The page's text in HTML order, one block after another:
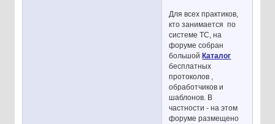
Для всех практиков,
кто занимается по
системе ТС, на
форуме собран
большойКаталог
бесплатных
протоколов ,
обработчиков и
шаблонов. В
частности - на этом
форуме размещено